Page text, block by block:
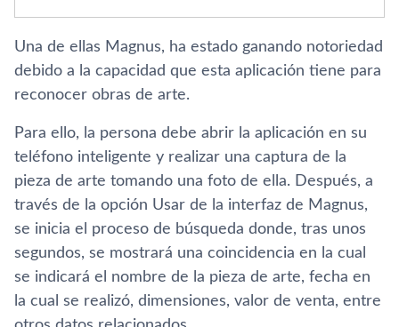
Una de ellas Magnus, ha estado ganando notoriedad
debido a la capacidad que esta aplicación tiene para
reconocer obras de arte.
Para ello, la persona debe abrir la aplicación en su
teléfono inteligente y realizar una captura de la
pieza de arte tomando una foto de ella. Después, a
través de la opción Usar de la interfaz de Magnus,
se inicia el proceso de búsqueda donde, tras unos
segundos, se mostrará una coincidencia en la cual
se indicará el nombre de la pieza de arte, fecha en
la cual se realizó, dimensiones, valor de venta, entre